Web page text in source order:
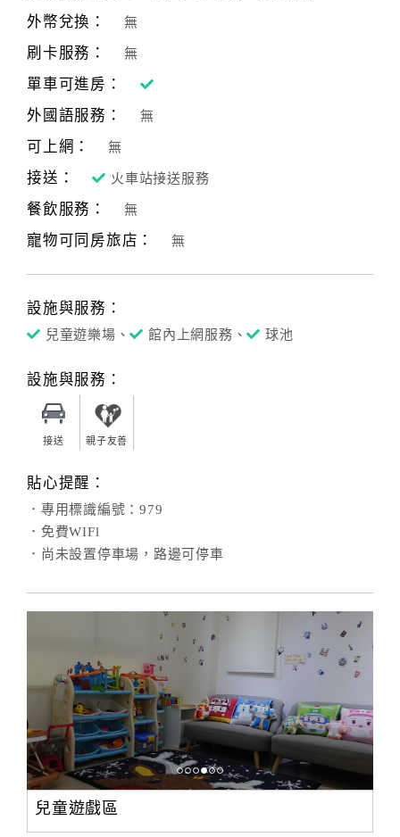
外幣兌換： 無
刷卡服務： 無
單車可進房：
外國語服務：
無
可上網： 無
接送： 火車站接送服務
餐飲服務： 無
寵物可同房旅店： 無
設施與服務：
兒童遊樂場、 館內上網服務、 球池
設施與服務：
接送 親子友善
貼心提醒：
．專用標識編號：979
．免費WIFl
．尚未設置停車場，路邊可停車
兒童遊戲區